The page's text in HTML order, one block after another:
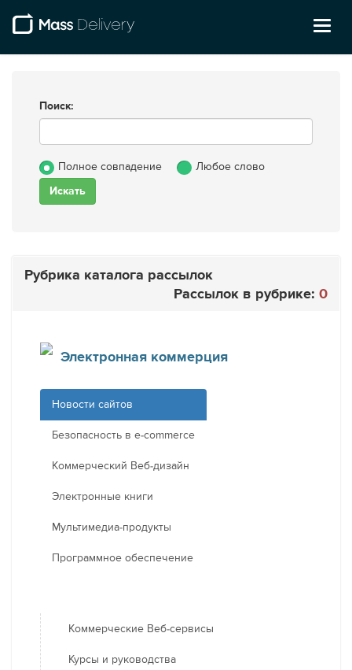
Поиск:
Полное совпадение Любое слово
Рубрика каталога рассылок
Рассылок в рубрике: 0
Электронная коммерция
Новости сайтов
Безопасность в e-commerce
Коммерческий Веб-дизайн
Электронные книги
Мультимедиа-продукты
Программное обеспечение
Коммерческие Веб-сервисы
Курсы и руководства